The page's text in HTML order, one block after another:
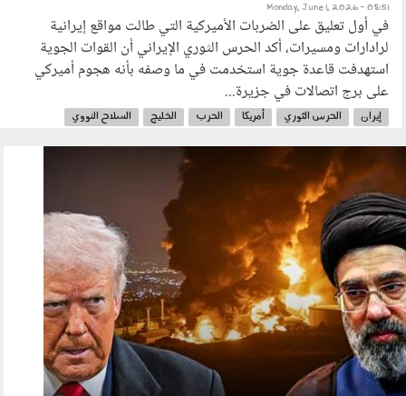
Monday, June 1, 2026 - 08:51
في أول تعليق على الضربات الأميركية التي طالت مواقع إيرانية
لرادارات ومسيرات، أكد الحرس الثوري الإيراني أن القوات الجوية
استهدفت قاعدة جوية استخدمت في ما وصفه بأنه هجوم أميركي
على برج اتصالات في جزيرة...
إيران الحرس الثوري أمريكا الحرب الخليج
السلاح النووي
310501.jpg